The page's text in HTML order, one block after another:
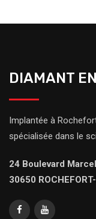
DIAMANT
Implantée à
spécialisée dans le
24 Boulevard
30650